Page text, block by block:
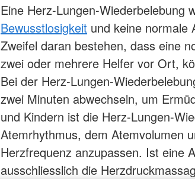
Eine Herz-Lungen-Wiederbelebung
Bewusstlosigkeit und keine normale
Zweifel daran bestehen, dass eine
zwei oder mehrere Helfer vor Ort,
Bei der Herz-Lungen-
zwei Minuten abwechseln, um
und Kindern ist die Herz-Lungen-
Atemrhythmus, dem Atemvolumen
Herzfrequenz anzupassen. Ist eine
ausschliesslich die